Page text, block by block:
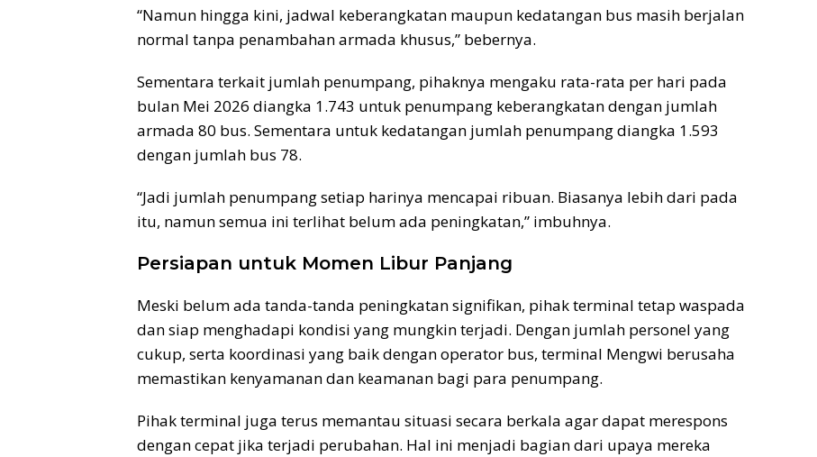
“Namun hingga kini, jadwal keberangkatan maupun kedatangan bus masih berjalan
normal tanpa penambahan armada khusus,” bebernya.
Sementara terkait jumlah penumpang, pihaknya mengaku rata-rata per hari pada
bulan Mei 2026 diangka 1.743 untuk penumpang keberangkatan dengan jumlah
armada 80 bus. Sementara untuk kedatangan jumlah penumpang diangka 1.593
dengan jumlah bus 78.
“Jadi jumlah penumpang setiap harinya mencapai ribuan. Biasanya lebih dari pada
itu, namun semua ini terlihat belum ada peningkatan,” imbuhnya.
Persiapan untuk Momen Libur Panjang
Meski belum ada tanda-tanda peningkatan signifikan, pihak terminal tetap waspada
dan siap menghadapi kondisi yang mungkin terjadi. Dengan jumlah personel yang
cukup, serta koordinasi yang baik dengan operator bus, terminal Mengwi berusaha
memastikan kenyamanan dan keamanan bagi para penumpang.
Pihak terminal juga terus memantau situasi secara berkala agar dapat merespons
dengan cepat jika terjadi perubahan. Hal ini menjadi bagian dari upaya mereka